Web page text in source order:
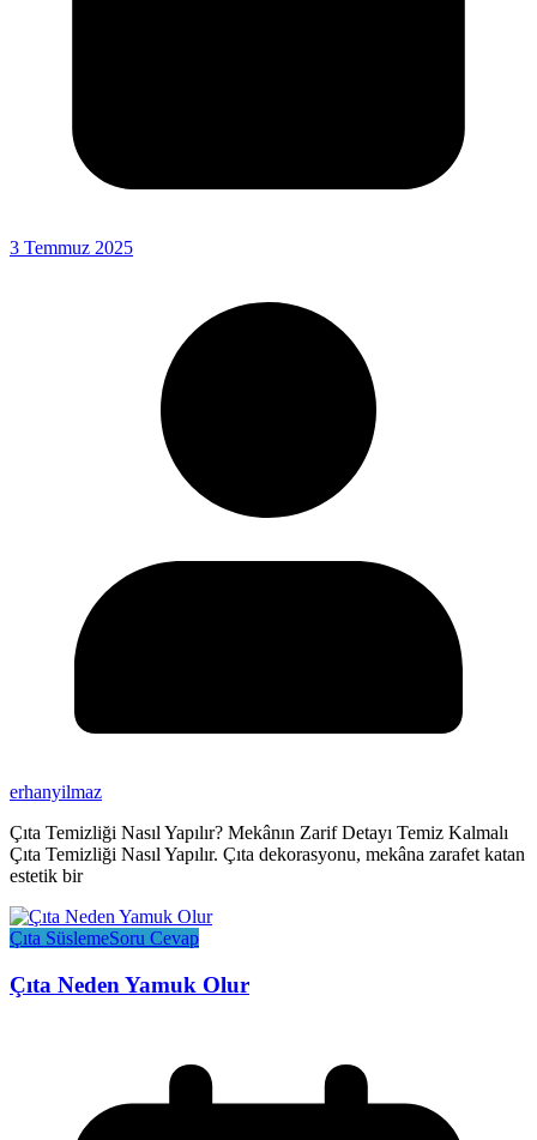
3 Temmuz 2025
erhanyilmaz
Çıta Temizliği Nasıl Yapılır? Mekânın Zarif Detayı Temiz Kalmalı
Çıta Temizliği Nasıl Yapılır. Çıta dekorasyonu, mekâna zarafet katan
estetik bir
Çıta SüslemeSoru Cevap
Çıta Neden Yamuk Olur